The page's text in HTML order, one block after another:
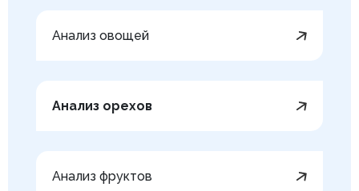
Анализ овощей
Анализ орехов
Анализ фруктов